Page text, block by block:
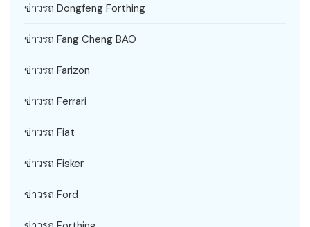
ข่าวรถ Dongfeng Forthing
ข่าวรถ Fang Cheng BAO
ข่าวรถ Farizon
ข่าวรถ Ferrari
ข่าวรถ Fiat
ข่าวรถ Fisker
ข่าวรถ Ford